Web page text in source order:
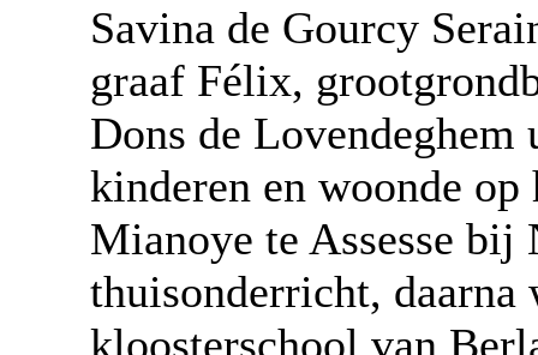
Savina de Gourcy
graaf Félix,
Dons de
kinderen en woonde
Mianoye te Assesse bij
thuisonderricht, daarna
kloosterschool van